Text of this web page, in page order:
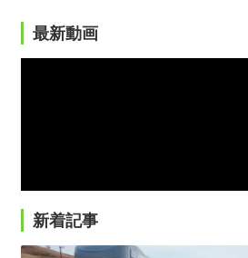
最新動画
新着記事